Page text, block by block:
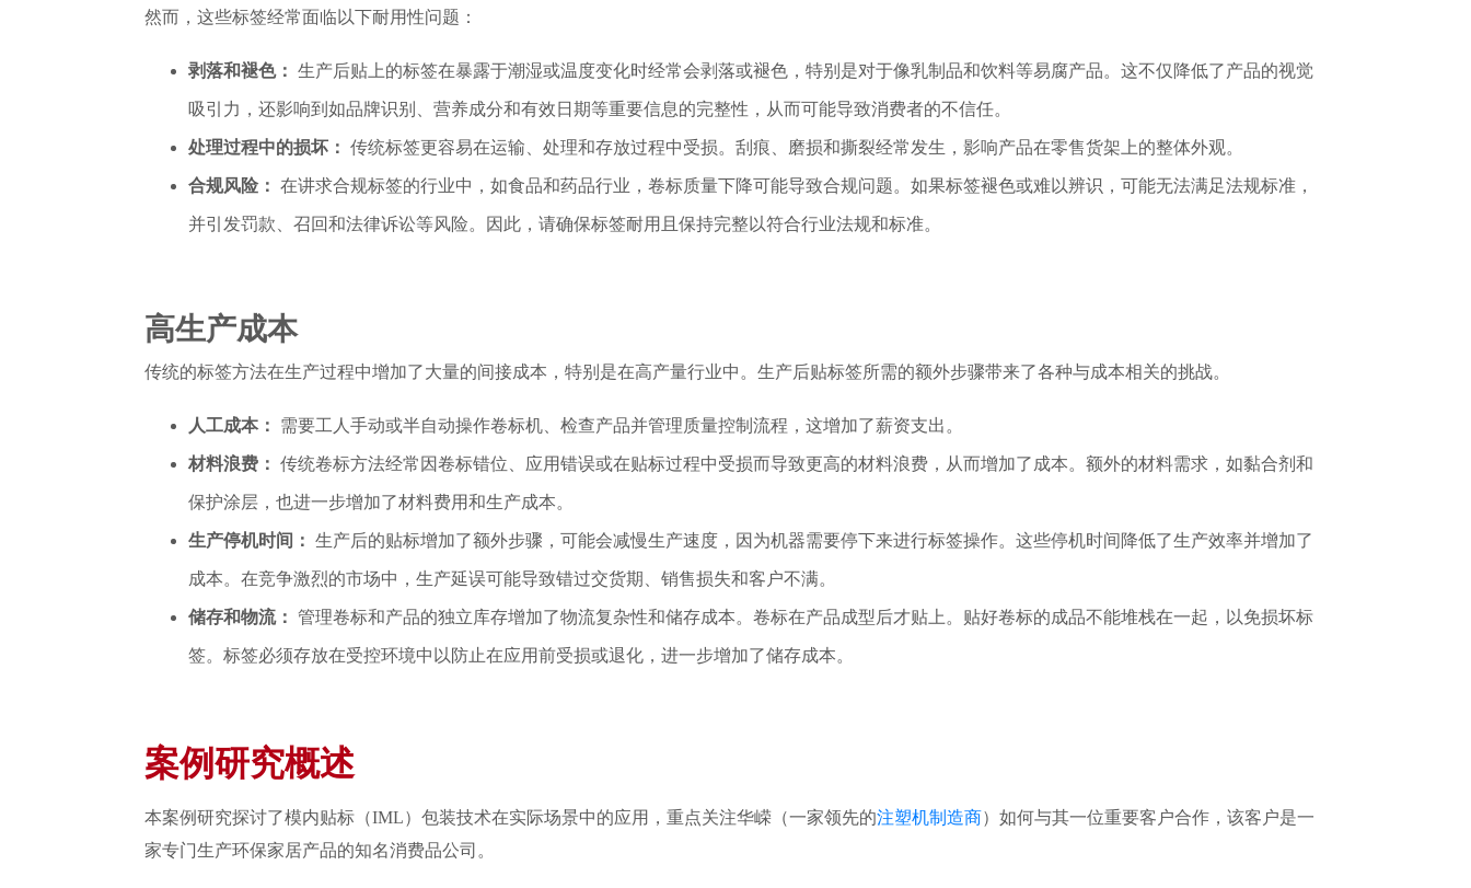
然而，这些标签经常面临以下耐用性问题：
剥落和褪色： 生产后贴上的标签在暴露于潮湿或温度变化时经常会剥落或褪色，特别是对于像乳制品和饮料等易腐产品。这不仅降低了产品的视觉
吸引力，还影响到如品牌识别、营养成分和有效日期等重要信息的完整性，从而可能导致消费者的不信任。
处理过程中的损坏： 传统标签更容易在运输、处理和存放过程中受损。刮痕、磨损和撕裂经常发生，影响产品在零售货架上的整体外观。
合规风险： 在讲求合规标签的行业中，如食品和药品行业，卷标质量下降可能导致合规问题。如果标签褪色或难以辨识，可能无法满足法规标准，
并引发罚款、召回和法律诉讼等风险。因此，请确保标签耐用且保持完整以符合行业法规和标准。
高生产成本
传统的标签方法在生产过程中增加了大量的间接成本，特别是在高产量行业中。生产后贴标签所需的额外步骤带来了各种与成本相关的挑战。
人工成本： 需要工人手动或半自动操作卷标机、检查产品并管理质量控制流程，这增加了薪资支出。
材料浪费： 传统卷标方法经常因卷标错位、应用错误或在贴标过程中受损而导致更高的材料浪费，从而增加了成本。额外的材料需求，如黏合剂和
保护涂层，也进一步增加了材料费用和生产成本。
生产停机时间： 生产后的贴标增加了额外步骤，可能会减慢生产速度，因为机器需要停下来进行标签操作。这些停机时间降低了生产效率并增加了
成本。在竞争激烈的市场中，生产延误可能导致错过交货期、销售损失和客户不满。
储存和物流： 管理卷标和产品的独立库存增加了物流复杂性和储存成本。卷标在产品成型后才贴上。贴好卷标的成品不能堆栈在一起，以免损坏标
签。标签必须存放在受控环境中以防止在应用前受损或退化，进一步增加了储存成本。
案例研究概述
本案例研究探讨了模内贴标（IML）包装技术在实际场景中的应用，重点关注华嵘（一家领先的注塑机制造商）如何与其一位重要客户合作，该客户是一
家专门生产环保家居产品的知名消费品公司。